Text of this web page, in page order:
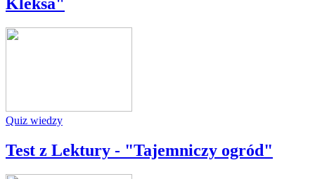
Kleksa"
Quiz wiedzy
Test z Lektury - "Tajemniczy ogród"